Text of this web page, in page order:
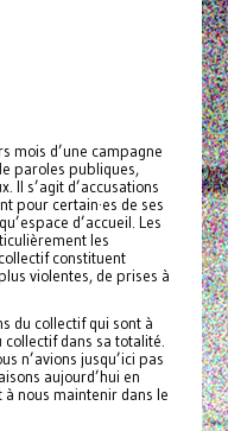
mois d’une campagne
paroles publiques,
Il s’agit d’accusations
pour certain·es de ses
d’accueil. Les
les
constituent
violentes, de prises à
du collectif qui sont à
collectif dans sa totalité.
n’avions jusqu’ici pas
aujourd’hui en
nous maintenir dans le